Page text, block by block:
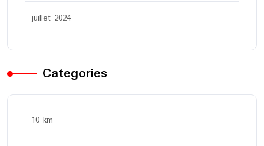
juillet 2024
Categories
10 km